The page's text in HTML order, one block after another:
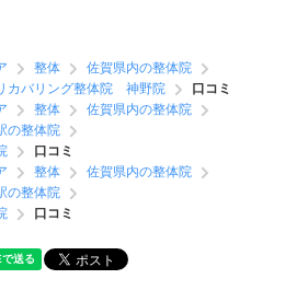
整体
佐賀県内の整体院
カバリング整体院 神野院
口コミ
整体
佐賀県内の整体院
の整体院
口コミ
整体
佐賀県内の整体院
の整体院
口コミ